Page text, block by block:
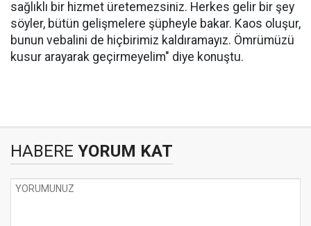
sağlıklı bir hizmet üretemezsiniz. Herkes gelir bir şey
söyler, bütün gelişmelere şüpheyle bakar. Kaos oluşur,
bunun vebalini de hiçbirimiz kaldıramayız. Ömrümüzü
kusur arayarak geçirmeyelim" diye konuştu.
HABERE YORUM KAT